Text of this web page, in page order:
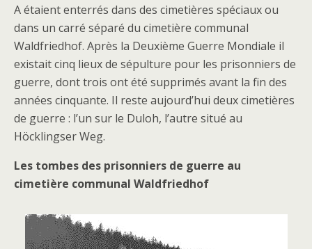
A étaient enterrés dans des cimetières spéciaux ou
dans un carré séparé du cimetière communal
Waldfriedhof. Après la Deuxième Guerre Mondiale il
existait cinq lieux de sépulture pour les prisonniers de
guerre, dont trois ont été supprimés avant la fin des
années cinquante. Il reste aujourd’hui deux cimetières
de guerre : l’un sur le Duloh, l’autre situé au
Höcklingser Weg.
Les tombes des prisonniers de guerre au
cimetière communal Waldfriedhof